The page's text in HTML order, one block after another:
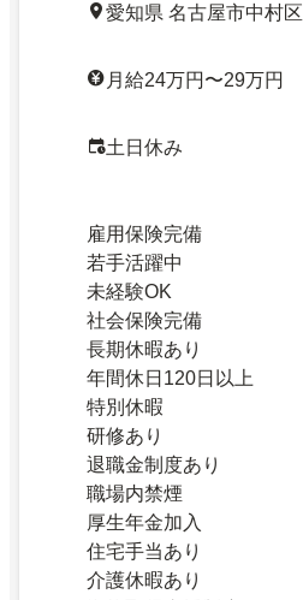
愛知県 名古屋市中村区
月給24万円〜29万円
土日休み
雇用保険完備
若手活躍中
未経験OK
社会保険完備
長期休暇あり
年間休日120日以上
特別休暇
研修あり
退職金制度あり
職場内禁煙
厚生年金加入
住宅手当あり
介護休暇あり